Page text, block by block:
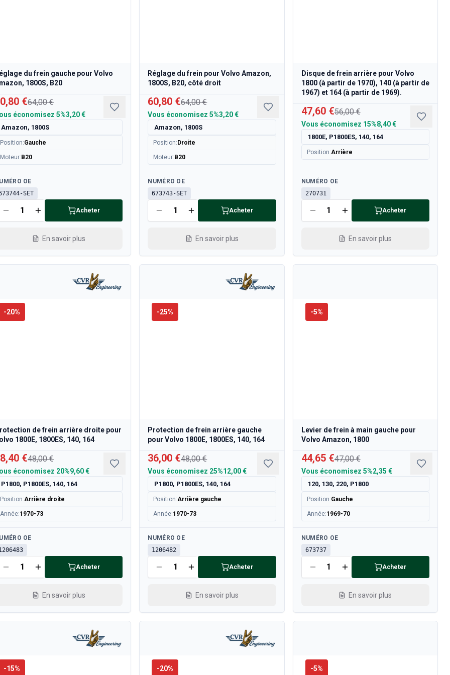
du frein gauche pour Volvo
1800S, B20
€64,00 €
économisez 5%3,20 €
Amazon, 1800S
Position:Gauche
Moteur: B20
OE
SET
Acheter
En savoir plus
Réglage du frein pour Volvo Amazon,
1800S, B20, côté droit
60,80 €64,00 €
Vous économisez 5%3,20 €
Amazon, 1800S
Position: Droite
Moteur: B20
Disponible
NUMÉRO OE
673743-SET
Acheter
En savoir plus
Disque de frein arrière pour Volvo
1800 (à partir de 1970), 140 (à partir de
1967) et 164 (à partir de 1969).
47,60 €56,00 €
Vous économisez 15%8,40 €
1800E, P1800ES, 140, 164
Position:Arrière
Disponible
NUMÉRO OE
270731
Acheter
En savoir plus
-20%
de frein arrière droite pour
1800E, 1800ES, 140, 164
€48,00 €
économisez 20%9,60 €
P1800, P1800ES, 140, 164
Position:Arrière droite
Année:1970-73
OE
Acheter
En savoir plus
-25%
Protection de frein arrière gauche
pour Volvo 1800E, 1800ES, 140, 164
36,00 €48,00 €
Vous économisez 25%12,00 €
P1800, P1800ES, 140, 164
Position:Arrière gauche
Année:1970-73
Disponible
NUMÉRO OE
1206482
Acheter
En savoir plus
-5%
Levier de frein à main gauche pour
Volvo Amazon, 1800
44,65 €47,00 €
Vous économisez 5%2,35 €
120, 130, 220, P1800
Position:Gauche
Année:1969-70
Disponible
NUMÉRO OE
673737
Acheter
En savoir plus
-15% -20% -5%